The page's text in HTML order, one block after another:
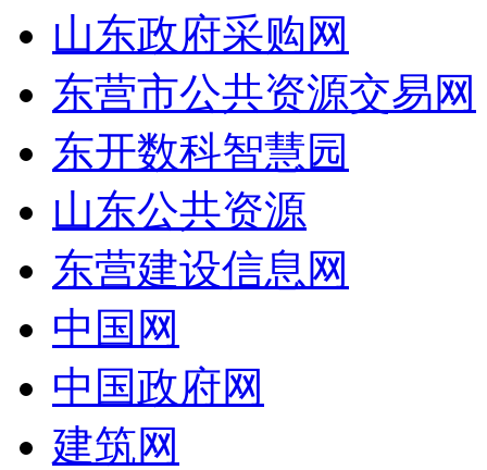
山东政府采购网
东营市公共资源交易网
东开数科智慧园
山东公共资源
东营建设信息网
中国网
中国政府网
建筑网